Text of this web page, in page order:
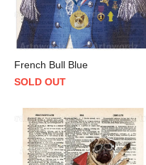
French Bull Blue
SOLD OUT